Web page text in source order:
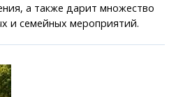
а также дарит множество
и семейных мероприятий.